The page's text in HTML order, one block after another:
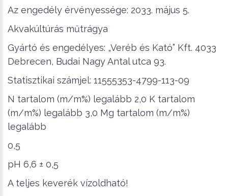
Az engedély érvényessége: 2033. május 5.
Akvakúltúrás műtrágya
Gyártó és engedélyes: „Veréb és Kató” Kft. 4033
Debrecen, Budai Nagy Antal utca 93.
Statisztikai számjel: 11555353-4799-113-09
N tartalom (m/m%) legalább 2,0 K tartalom
(m/m%) legalább 3,0 Mg tartalom (m/m%)
legalább
0,5
pH 6,6 ± 0,5
A teljes keverék vízoldható!